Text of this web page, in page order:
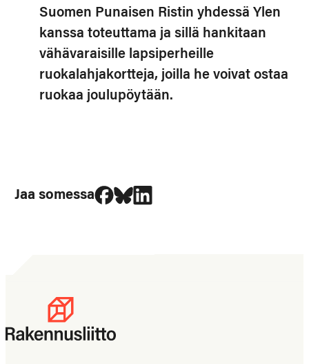
Suomen Punaisen Ristin yhdessä Ylen
kanssa toteuttama ja sillä hankitaan
vähävaraisille lapsiperheille
ruokalahjakortteja, joilla he voivat ostaa
ruokaa joulupöytään.
Jaa somessa
Jaa Facebookissa
Jaa Blueskyssa
Jaa LinkedIn:ssä